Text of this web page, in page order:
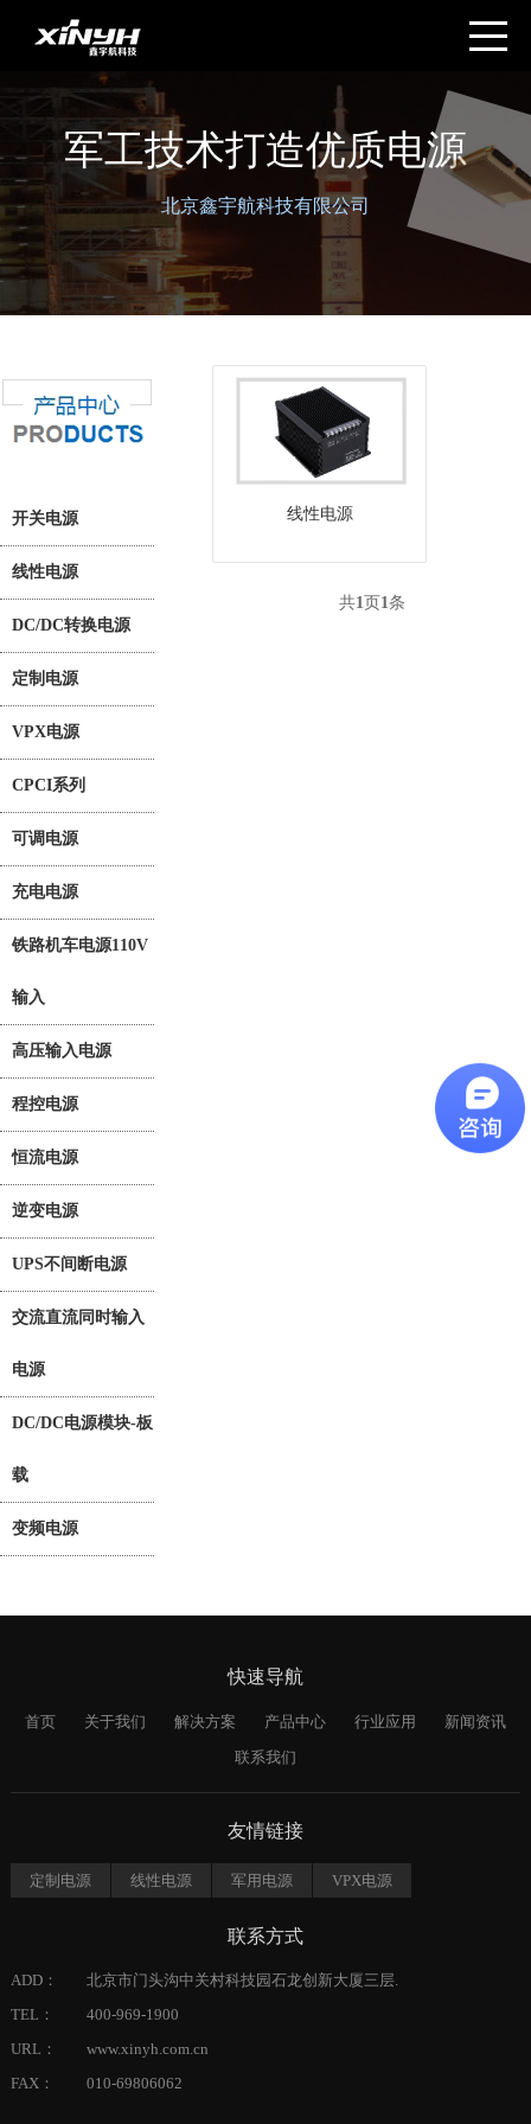
军工技术打造优质电源
北京鑫宇航科技有限公司
开关电源
线性电源
DC/DC转换电源
定制电源
VPX电源
CPCI系列
可调电源
充电电源
铁路机车电源110V
输入
高压输入电源
程控电源
恒流电源
逆变电源
UPS不间断电源
交流直流同时输入
电源
DC/DC电源模块-板
载
变频电源
线性电源
共1页 1条
快速导航
首页 关于我们 解决方案 产品中心 行业应用
新闻资讯
联系我们
友情链接
定制电源 线性电源 军用电源 VPX电源
联系方式
ADD：
北京市门头沟中关村科技园石龙创新大厦三层.
TEL：
400-969-1900
URL：
www.xinyh.com.cn
FAX：
010-69806062